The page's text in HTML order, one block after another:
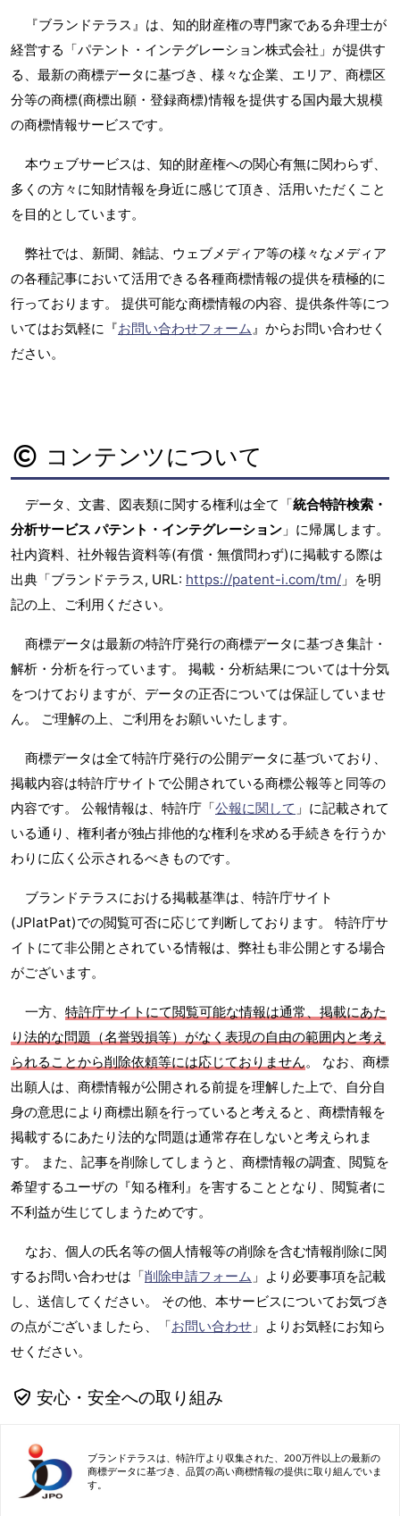
『ブランドテラス』は、知的財産権の専門家である弁理士が
経営する「パテント・インテグレーション株式会社」が提供す
る、最新の商標データに基づき、様々な企業、エリア、商標区
分等の商標(商標出願・登録商標)情報を提供する国内最大規模
の商標情報サービスです。
本ウェブサービスは、知的財産権への関心有無に関わらず、
多くの方々に知財情報を身近に感じて頂き、活用いただくこと
を目的としています。
弊社では、新聞、雑誌、ウェブメディア等の様々なメディア
の各種記事において活用できる各種商標情報の提供を積極的に
行っております。 提供可能な商標情報の内容、提供条件等につ
いてはお気軽に『お問い合わせフォーム』からお問い合わせく
ださい。
コンテンツについて
データ、文書、図表類に関する権利は全て「統合特許検索・
分析サービス パテント・インテグレーション 」に帰属します。
社内資料、社外報告資料等(有償・無償問わず)に掲載する際は
出典「ブランドテラス, URL: https://patent-i.com/tm/ 」を明
記の上、ご利用ください。
商標データは最新の特許庁発行の商標データに基づき集計・
解析・分析を行っています。 掲載・分析結果については十分気
をつけておりますが、データの正否については保証していませ
ん。 ご理解の上、ご利用をお願いいたします。
商標データは全て特許庁発行の公開データに基づいており、
掲載内容は特許庁サイトで公開されている商標公報等と同等の
内容です。 公報情報は、特許庁「公報に関して 」に記載されて
いる通り、権利者が独占排他的な権利を求める手続きを行うか
わりに広く公示されるべきものです。
ブランドテラスにおける掲載基準は、特許庁サイト
(JPlatPat)での閲覧可否に応じて判断しております。 特許庁サ
イトにて非公開とされている情報は、弊社も非公開とする場合
がございます。
一方、 特許庁サイトにて閲覧可能な情報は通常、掲載にあた
り法的な問題（名誉毀損等）がなく表現の自由の範囲内と考え
られることから削除依頼等には応じておりません。 なお、商標
出願人は、商標情報が公開される前提を理解した上で、自分自
身の意思により商標出願を行っていると考えると、商標情報を
掲載するにあたり法的な問題は通常存在しないと考えられま
す。 また、記事を削除してしまうと、商標情報の調査、閲覧を
希望するユーザの『知る権利』を害することとなり、閲覧者に
不利益が生じてしまうためです。
なお、個人の氏名等の個人情報等の削除を含む情報削除に関
するお問い合わせは「削除申請フォーム 」より必要事項を記載
し、送信してください。 その他、本サービスについてお気づき
の点がございましたら、「お問い合わせ 」よりお気軽にお知ら
せください。
安心・安全への取り組み
ブランドテラスは、特許庁より収集された、200万件以上の最新の
商標データに基づき、品質の高い商標情報の提供に取り組んでいま
す。